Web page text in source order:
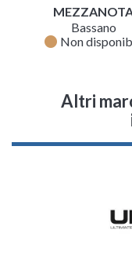
Bassano
fiber_manual_record Non
Altri